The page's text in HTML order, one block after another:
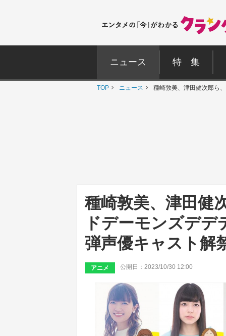
ニュース 特 集
TOP ニュース 種崎敦美、津田健次郎ら
種崎敦美、津田健
ドデーモンズデ
弾声優キャスト解
アニメ 公開日：2023/10/30 12:00